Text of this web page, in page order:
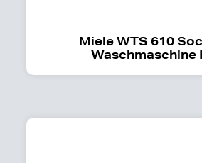
Miele WTS 610
Waschmaschine